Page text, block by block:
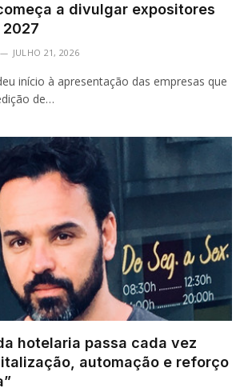
a divulgar expositores
JULHO 21, 2026
início à apresentação das empresas que
de…
hotelaria passa cada vez
automação e reforço